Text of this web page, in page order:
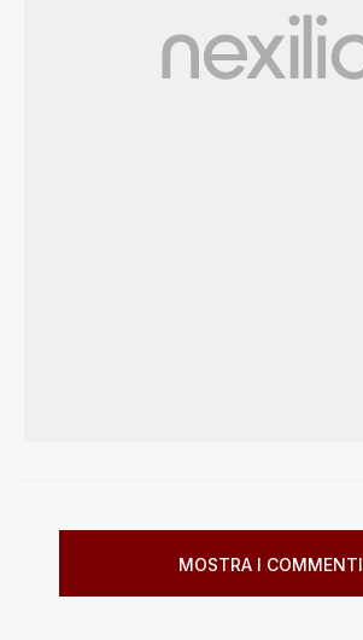
MOSTRA I COMMENTI